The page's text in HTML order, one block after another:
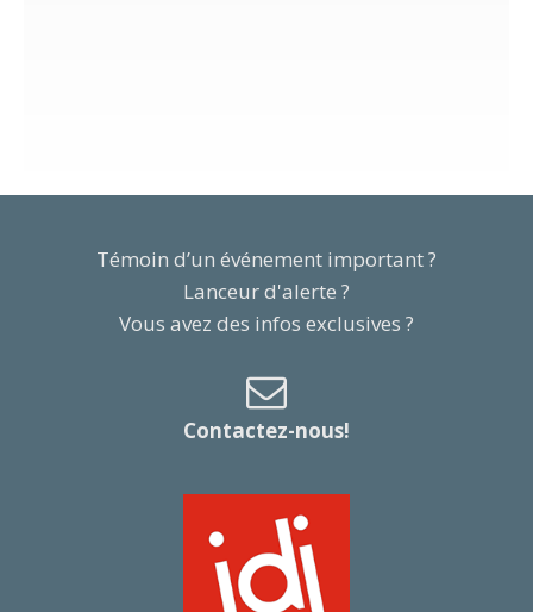
Témoin d’un événement important ?
Lanceur d'alerte ?
Vous avez des infos exclusives ?
Contactez-nous!